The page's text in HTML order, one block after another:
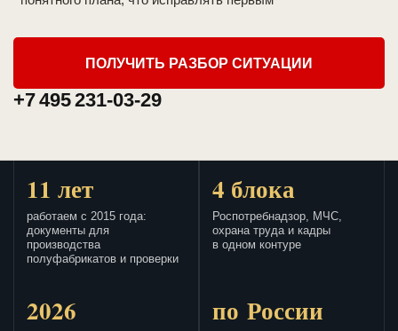
ПОЛУЧИТЬ РАЗБОР СИТУАЦИИ
+7 495 231-03-29
11 лет
работаем с 2015 года:
документы для
производства
полуфабрикатов и проверки
4 блока
Роспотребнадзор, МЧС,
охрана труда и кадры
в одном контуре
2026 по России